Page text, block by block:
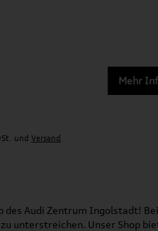
Mehr
und Versand
des Audi Zentrum Ingolstadt!
unterstreichen. Unser Shop